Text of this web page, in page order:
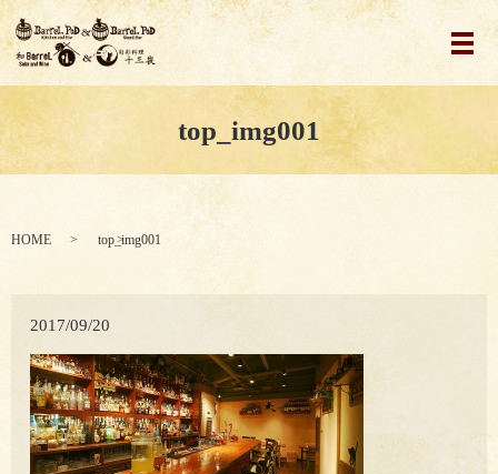
メ
top_img001
HOME top_img001
2017/09/20